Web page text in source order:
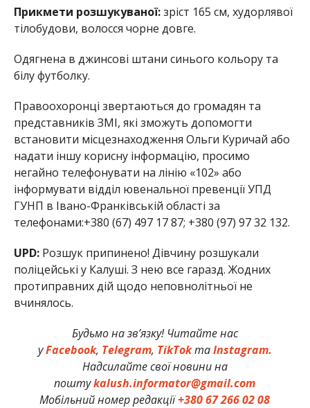
Прикмети розшукуваної:зріст 165 см, худорлявої
тілобудови, волосся чорне довге.
Одягнена в джинсові штани синього кольору та
білу футболку.
Правоохоронці звертаються до громадян та
представників ЗМІ, які зможуть допомогти
встановити місцезнаходження Ольги Куричай або
надати іншу корисну інформацію, просимо
негайно телефонувати на лінію «102» або
інформувати відділ ювенальної превенції УПД
ГУНП в Івано-Франківській області за
телефонами:+380 (67) 497 17 87; +380 (97) 97 32 132.
UPD:Розшук припинено! Дівчину розшукали
поліцейські у Калуші. З нею все гаразд. Жодних
протиправних дій щодо неповнолітньої не
вчинялось.
Будьмо на зв’язку! Читайте нас
уFacebook, Telegram, TikTokтаInstagram.
Надсилайте свої новини на
поштуkalush.informator@gmail.com
Мобільний номер редакції+380 67 266 02 08